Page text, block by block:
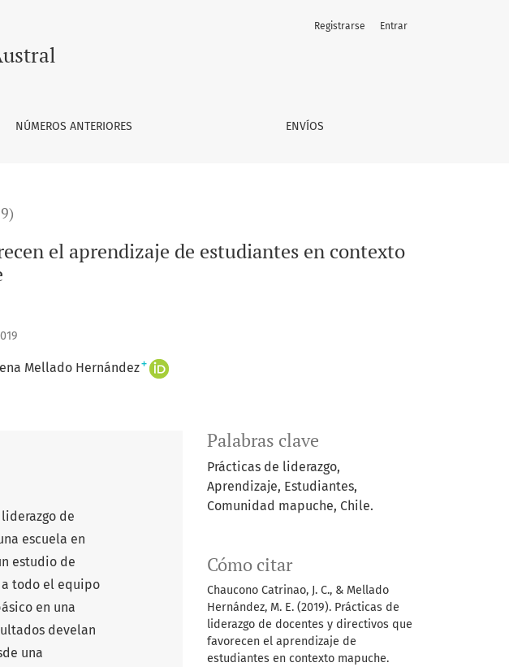
en contexto mapuche
NÚMEROS ANTERIORES ENVÍOS
Registrarse Entrar
el aprendizaje de estudiantes en contexto
Mellado Hernández+
Palabras clave
Prácticas de liderazgo,
Aprendizaje, Estudiantes,
Comunidad mapuche, Chile.
Cómo citar
Chaucono Catrinao, J. C., & Mellado
Hernández, M. E. (2019). Prácticas de
liderazgo de docentes y directivos que
favorecen el aprendizaje de
estudiantes en contexto mapuche.
de
escuela en
estudio de
todo el equipo
en una
develan
una